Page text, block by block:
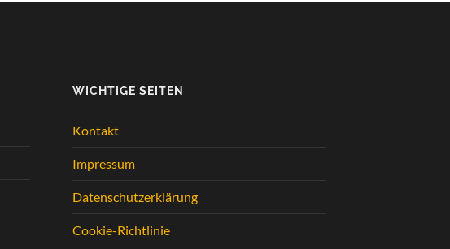
WICHTIGE SEITEN
Kontakt
Impressum
Datenschutzerklärung
Cookie-Richtlinie